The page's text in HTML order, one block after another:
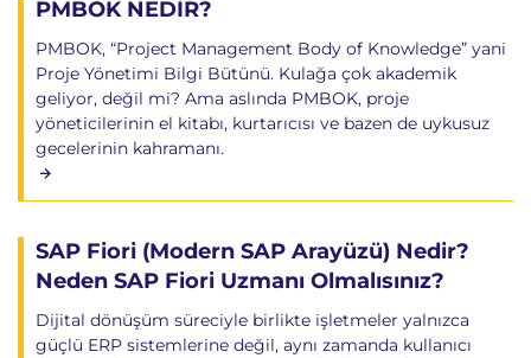
PMBOK NEDİR?
PMBOK, “Project Management Body of Knowledge” yani
Proje Yönetimi Bilgi Bütünü. Kulağa çok akademik
geliyor, değil mi? Ama aslında PMBOK, proje
yöneticilerinin el kitabı, kurtarıcısı ve bazen de uykusuz
gecelerinin kahramanı.
SAP Fiori (Modern SAP Arayüzü) Nedir?
Neden SAP Fiori Uzmanı Olmalısınız?
Dijital dönüşüm süreciyle birlikte işletmeler yalnızca
güçlü ERP sistemlerine değil, aynı zamanda kullanıcı